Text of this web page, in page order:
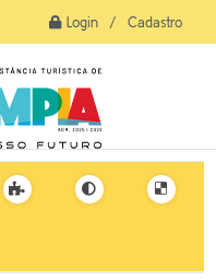
Login / Cadastro